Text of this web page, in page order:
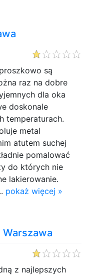
są
raz na dobre
dla oka
doskonale
temperaturach.
metal
atutem suchej
pomalować
do których nie
lakierowanie.
pokaż więcej »
z najlepszych